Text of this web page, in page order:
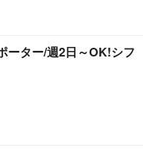
ーター/週2日～OK!シフ